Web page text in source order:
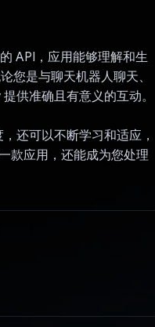
API，应用能够理解和生
您是与聊天机器人聊天、
供准确且有意义的互动。
还可以不断学习和适应，
款应用，还能成为您处理